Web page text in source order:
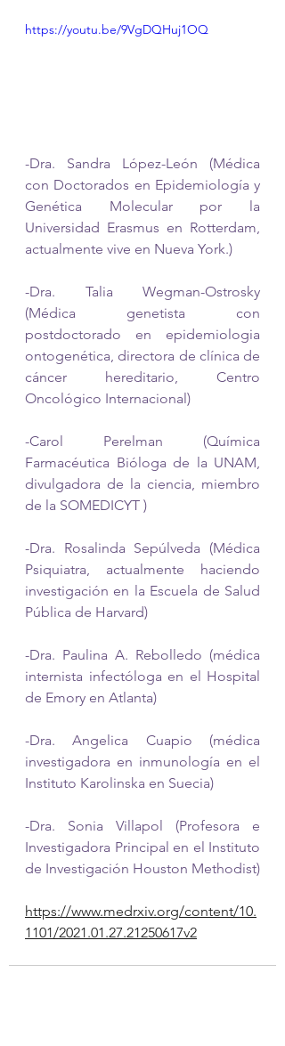
https://youtu.be/9VgDQHuj1OQ
-Dra. Sandra López-León (Médica
con Doctorados en Epidemiología y
Genética Molecular por la
Universidad Erasmus en Rotterdam,
actualmente vive en Nueva York.)
-Dra. Talia Wegman-Ostrosky
(Médica genetista con
postdoctorado en epidemiologia
ontogenética, directora de clínica de
cáncer hereditario, Centro
Oncológico Internacional)
-Carol Perelman (Química
Farmacéutica Bióloga de la UNAM,
divulgadora de la ciencia, miembro
de la SOMEDICYT )
-Dra. Rosalinda Sepúlveda (Médica
Psiquiatra, actualmente haciendo
investigación en la Escuela de Salud
Pública de Harvard)
-Dra. Paulina A. Rebolledo (médica
internista infectóloga en el Hospital
de Emory en Atlanta)
-Dra. Angelica Cuapio (médica
investigadora en inmunología en el
Instituto Karolinska en Suecia)
-Dra. Sonia Villapol (Profesora e
Investigadora Principal en el Instituto
de Investigación Houston Methodist)
https://www.medrxiv.org/content/10.
1101/2021.01.27.21250617v2